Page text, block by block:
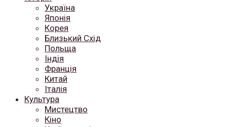
Україна
Японія
Корея
Близький Схід
Польща
Індія
Франція
Китай
Італія
Культура
Мистецтво
Кіно